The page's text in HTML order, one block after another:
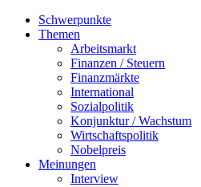
Schwerpunkte
Themen
Arbeitsmarkt
Finanzen / Steuern
Finanzmärkte
International
Sozialpolitik
Konjunktur / Wachstum
Wirtschaftspolitik
Nobelpreis
Meinungen
Interview